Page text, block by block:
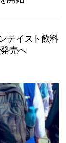
テイスト飲料
売へ